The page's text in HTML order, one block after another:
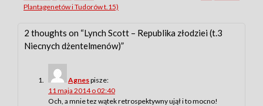
Plantagenetów i Tudorów t.15)
2 thoughts on “Lynch Scott – Republika złodziei (t.3
Niecnych dżentelmenów)”
Agnespisze:
11 maja 2014 o 02:40
Och, a mnie tez wątek retrospektywny ujął i to mocno!